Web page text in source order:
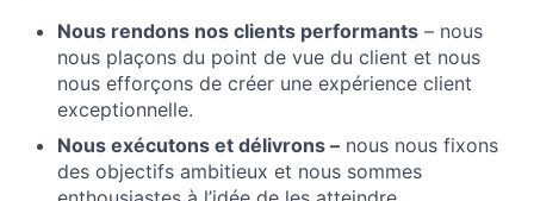
Nous rendons nos clients performants – nous
nous plaçons du point de vue du client et nous
nous efforçons de créer une expérience client
exceptionnelle.
Nous exécutons et délivrons – nous nous fixons
des objectifs ambitieux et nous sommes